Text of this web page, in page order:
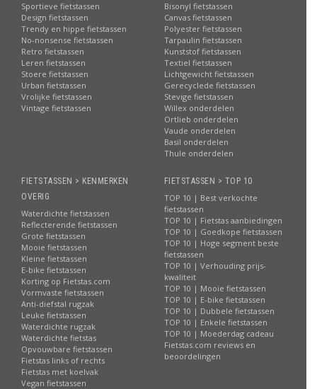
Sportieve fietstassen
Design fietstassen
Trendy en hippe fietstassen
No-nonsense fietstassen
Retro fietstassen
Leren fietstassen
Stoere fietstassen
Urban fietstassen
Vrolijke fietstassen
Vintage fietstassen
Bisonyl fietstassen
Canvas fietstassen
Polyester fietstassen
Tarpaulin fietstassen
Kunststof fietstassen
Textiel fietstassen
Lichtgewicht fietstassen
Gerecyclede fietstassen
Stevige fietstassen
Willex onderdelen
Ortlieb onderdelen
Vaude onderdelen
Basil onderdelen
Thule onderdelen
FIETSTASSEN > KENMERKEN
OVERIG
Waterdichte fietstassen
Reflecterende fietstassen
Grote fietstassen
Mooie fietstassen
Kleine fietstassen
E-bike fietstassen
Korting op Fietstas.com
Vormvaste fietstassen
Anti-diefstal rugzak
Leuke fietstassen
Waterdichte rugzak
Waterdichte fietstas
Opvouwbare fietstassen
Fietstas links of rechts
Fietstas met koelvak
Vegan fietstassen
FIETSTASSEN > TOP 10
TOP 10 | Best verkochte
fietstassen
TOP 10 | Fietstas aanbiedingen
TOP 10 | Goedkope fietstassen
TOP 10 | Hoge segment beste
fietstassen
TOP 10 | Verhouding prijs-
kwaliteit
TOP 10 | Mooie fietstassen
TOP 10 | E-bike fietstassen
TOP 10 | Dubbele fietstassen
TOP 10 | Enkele fietstassen
TOP 10 | Moederdag cadeau
Fietstas.com reviews en
beoordelingen